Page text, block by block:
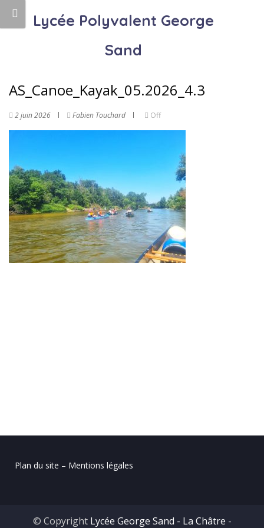
Lycée Polyvalent George
Sand
AS_Canoe_Kayak_05.2026_4.3
2 juin 2026 Fabien Touchard Off
Plan du site – Mentions légales
© Copyright Lycée George Sand - La Châtre -